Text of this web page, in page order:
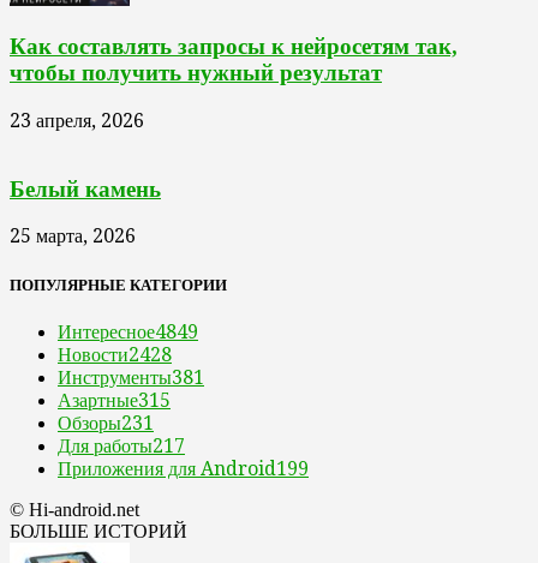
Как составлять запросы к нейросетям так,
чтобы получить нужный результат
23 апреля, 2026
Белый камень
25 марта, 2026
ПОПУЛЯРНЫЕ КАТЕГОРИИ
Интересное4849
Новости2428
Инструменты381
Азартные315
Обзоры231
Для работы217
Приложения для Android199
© Hi-android.net
БОЛЬШЕ ИСТОРИЙ